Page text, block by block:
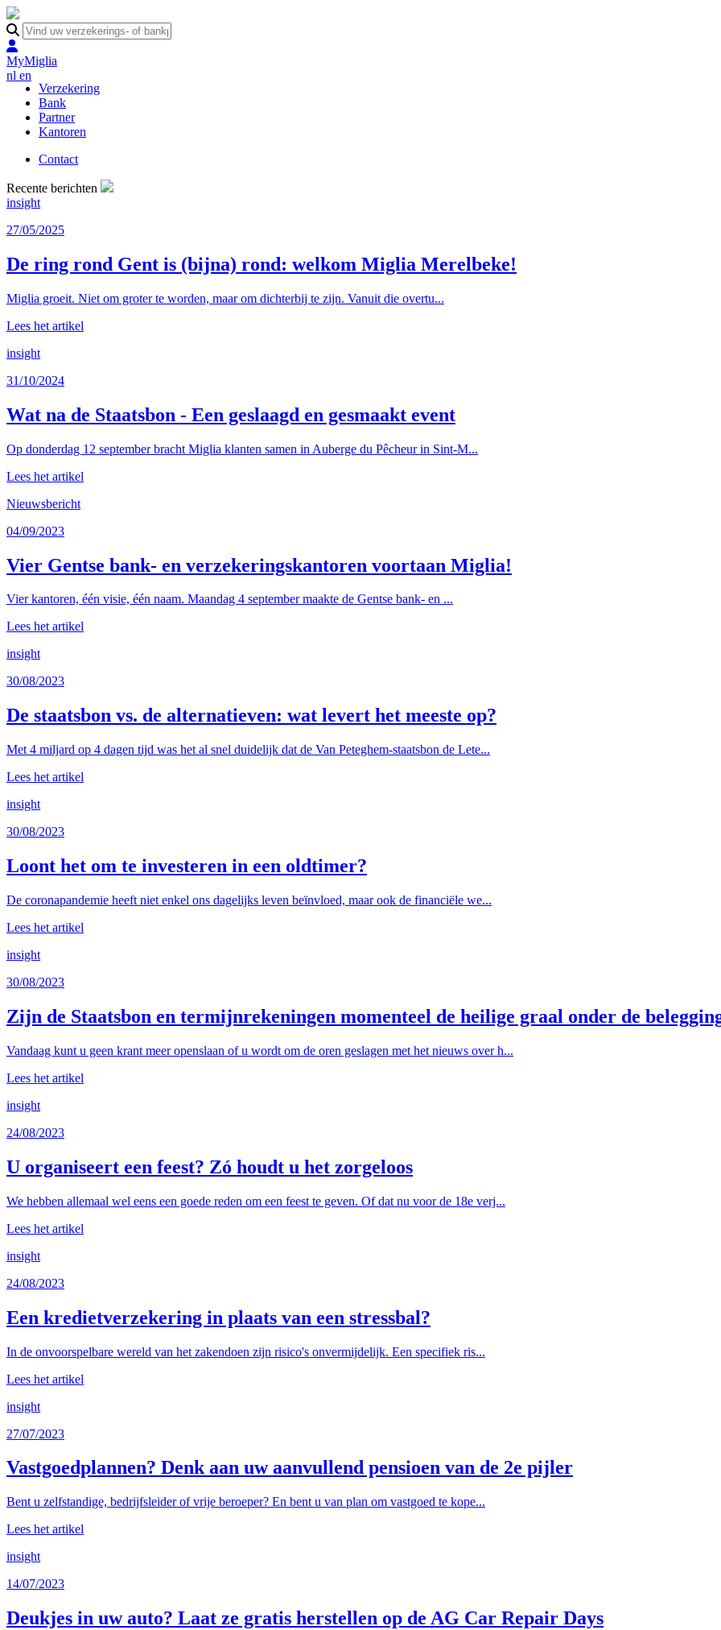
MyMiglia
nl en
Verzekering
Bank
Partner
Kantoren
Contact
Recente berichten
insight
27/05/2025
De ring rond Gent is (bijna) rond: welkom Miglia Merelbeke!
Miglia groeit. Niet om groter te worden, maar om dichterbij te zijn. Vanuit die overtu...
Lees het artikel
insight
31/10/2024
Wat na de Staatsbon - Een geslaagd en gesmaakt event
Op donderdag 12 september bracht Miglia klanten samen in Auberge du Pêcheur in Sint-M...
Lees het artikel
Nieuwsbericht
04/09/2023
Vier Gentse bank- en verzekeringskantoren voortaan Miglia!
Vier kantoren, één visie, één naam. Maandag 4 september maakte de Gentse bank- en ...
Lees het artikel
insight
30/08/2023
De staatsbon vs. de alternatieven: wat levert het meeste op?
Met 4 miljard op 4 dagen tijd was het al snel duidelijk dat de Van Peteghem-staatsbon de Lete...
Lees het artikel
insight
30/08/2023
Loont het om te investeren in een oldtimer?
De coronapandemie heeft niet enkel ons dagelijks leven beïnvloed, maar ook de financiële we...
Lees het artikel
insight
30/08/2023
Zijn de Staatsbon en termijnrekeningen momenteel de heilige graal onder de
Vandaag kunt u geen krant meer openslaan of u wordt om de oren geslagen met het nieuws over h...
Lees het artikel
insight
24/08/2023
U organiseert een feest? Zó houdt u het zorgeloos
We hebben allemaal wel eens een goede reden om een feest te geven. Of dat nu voor de 18e verj...
Lees het artikel
insight
24/08/2023
Een kredietverzekering in plaats van een stressbal?
In de onvoorspelbare wereld van het zakendoen zijn risico's onvermijdelijk. Een specifiek ris...
Lees het artikel
insight
27/07/2023
Vastgoedplannen? Denk aan uw aanvullend pensioen van de 2e pijler
Bent u zelfstandige, bedrijfsleider of vrije beroeper? En bent u van plan om vastgoed te kope...
Lees het artikel
insight
14/07/2023
Deukjes in uw auto? Laat ze gratis herstellen op de AG Car Repair Days